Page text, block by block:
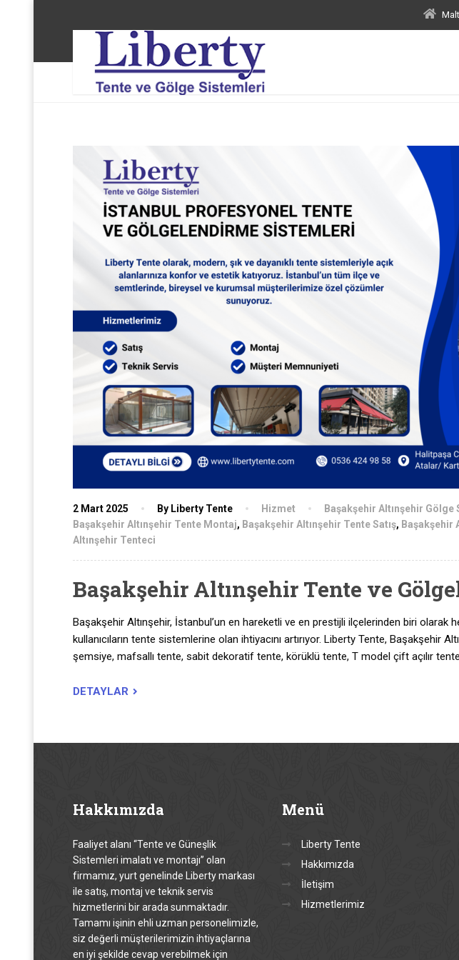
Liberty Tente ve Gölge Sistemleri Başakşehir Altınşehir Tente Satış
2 Mart 2025 By Liberty Tente Hizmet Başakşehir Altınşehir
Başakşehir Altınşehir Tente Montaj, Başakşehir Altınşehir Tente Satış, Başakşehir
Altınşehir Tenteci
Başakşehir Altınşehir Tente ve
Başakşehir Altınşehir, İstanbul’un en hareketli ve en prestijli ilçelerinden biri olarak
kullanıcıların tente sistemlerine olan ihtiyacını artırıyor. Liberty Tente, Başakşehir
şemsiye, mafsallı tente, sabit dekoratif tente, körüklü tente, T model çift açılır
DETAYLAR
Hakkımızda
Faaliyet alanı “Tente ve Güneşlik
Sistemleri imalatı ve montajı” olan
firmamız, yurt genelinde Liberty markası
ile satış, montaj ve teknik servis
hizmetlerini bir arada sunmaktadır.
Tamamı işinin ehli uzman personelimizle,
siz değerli müşterilerimizin ihtiyaçlarına
en iyi şekilde cevap verebilmek için
Menü
Liberty Tente
Hakkımızda
İletişim
Hizmetlerimiz